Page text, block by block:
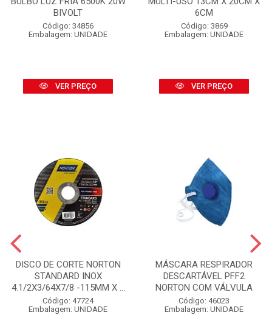
BIVOLT
Código: 34856
Embalagem: UNIDADE
VER PREÇO
6CM
Código: 3869
Embalagem: UNIDADE
VER PREÇO
DISCO DE CORTE NORTON
STANDARD INOX
4.1/2X3/64X7/8 -115MM X ...
Código: 47724
Embalagem: UNIDADE
MÁSCARA RESPIRADOR
DESCARTÁVEL PFF2
NORTON COM VÁLVULA
Código: 46023
Embalagem: UNIDADE